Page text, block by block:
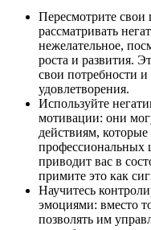
Пересмотрите свои
рассматривать
нежелательное,
роста и развития.
свои потребности
удовлетворения.
Используйте
мотивации: они
действиям,
профессиональных
приводит вас в
примите это как
Научитесь
эмоциями: вместо
позволять им